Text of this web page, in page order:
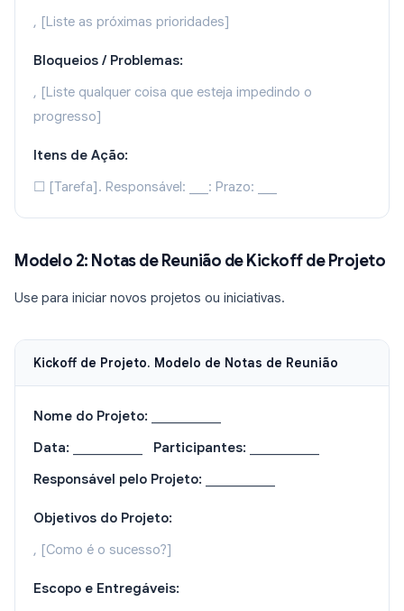
, [Liste as próximas prioridades]
Bloqueios / Problemas:
, [Liste qualquer coisa que esteja impedindo o
progresso]
Itens de Ação:
☐ [Tarefa]. Responsável: ___: Prazo: ___
Modelo 2: Notas de Reunião de Kickoff de Projeto
Use para iniciar novos projetos ou iniciativas.
Kickoff de Projeto. Modelo de Notas de Reunião
Nome do Projeto:
Data:
Participantes:
Responsável pelo Projeto:
Objetivos do Projeto:
, [Como é o sucesso?]
Escopo e Entregáveis: